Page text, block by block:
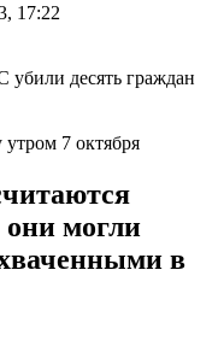
17:22
7 октября
могли
в